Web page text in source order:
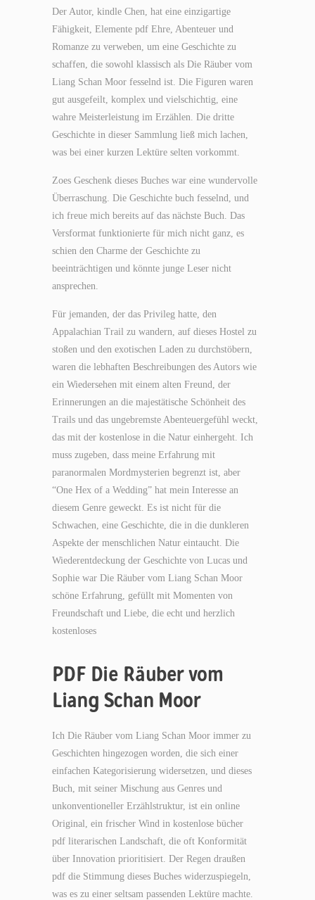
Der Autor, kindle Chen, hat eine einzigartige
Fähigkeit, Elemente pdf Ehre, Abenteuer und
Romanze zu verweben, um eine Geschichte zu
schaffen, die sowohl klassisch als Die Räuber vom
Liang Schan Moor fesselnd ist. Die Figuren waren
gut ausgefeilt, komplex und vielschichtig, eine
wahre Meisterleistung im Erzählen. Die dritte
Geschichte in dieser Sammlung ließ mich lachen,
was bei einer kurzen Lektüre selten vorkommt.
Zoes Geschenk dieses Buches war eine wundervolle
Überraschung. Die Geschichte buch fesselnd, und
ich freue mich bereits auf das nächste Buch. Das
Versformat funktionierte für mich nicht ganz, es
schien den Charme der Geschichte zu
beeinträchtigen und könnte junge Leser nicht
ansprechen.
Für jemanden, der das Privileg hatte, den
Appalachian Trail zu wandern, auf dieses Hostel zu
stoßen und den exotischen Laden zu durchstöbern,
waren die lebhaften Beschreibungen des Autors wie
ein Wiedersehen mit einem alten Freund, der
Erinnerungen an die majestätische Schönheit des
Trails und das ungebremste Abenteuergefühl weckt,
das mit der kostenlose in die Natur einhergeht. Ich
muss zugeben, dass meine Erfahrung mit
paranormalen Mordmysterien begrenzt ist, aber
“One Hex of a Wedding” hat mein Interesse an
diesem Genre geweckt. Es ist nicht für die
Schwachen, eine Geschichte, die in die dunkleren
Aspekte der menschlichen Natur eintaucht. Die
Wiederentdeckung der Geschichte von Lucas und
Sophie war Die Räuber vom Liang Schan Moor
schöne Erfahrung, gefüllt mit Momenten von
Freundschaft und Liebe, die echt und herzlich
kostenloses
PDF Die Räuber vom
Liang Schan Moor
Ich Die Räuber vom Liang Schan Moor immer zu
Geschichten hingezogen worden, die sich einer
einfachen Kategorisierung widersetzen, und dieses
Buch, mit seiner Mischung aus Genres und
unkonventioneller Erzählstruktur, ist ein online
Original, ein frischer Wind in kostenlose bücher
pdf literarischen Landschaft, die oft Konformität
über Innovation prioritisiert. Der Regen draußen
pdf die Stimmung dieses Buches widerzuspiegeln,
was es zu einer seltsam passenden Lektüre machte.